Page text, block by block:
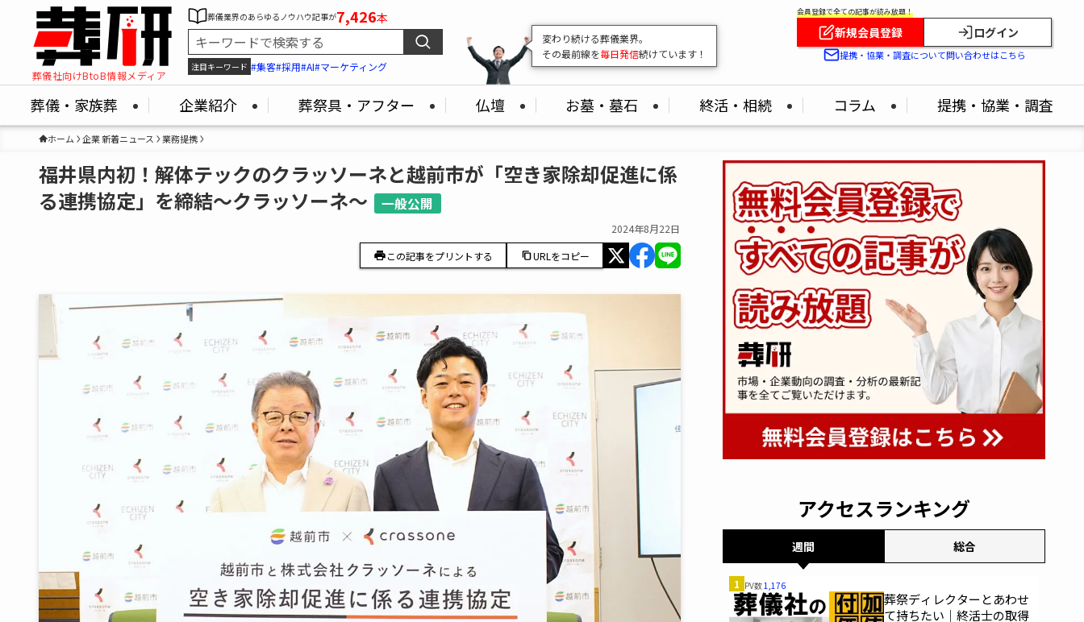
葬儀社向けBtoB情報メディア
葬儀業界のあらゆるノウハウ記事が7,426本
注目キーワード #集客#採用#AI#マーケティング
変わり続ける葬儀業界。
その最前線を毎日発信続けています！
会員登録で全ての記事が読み放題！
新規会員登録 ログイン
提携・協業・調査について問い合わせはこちら
葬儀・家族葬 企業紹介 葬祭具・アフター 仏壇 お墓・墓石 終活・相続 コラム 提携・協業・調査
ホーム 企業 新着ニュース 業務提携
福井県内初！解体テックのクラッソーネと越前市が「空き家除却促進に係
る連携協定」を締結～クラッソーネ～
一般公開
2024年8月22日
この記事をプリントする
URLをコピー
アクセスランキング
週間 総合
1 PV数1,176
葬祭ディレクターとあわせ
て持ちたい｜終活士の取得